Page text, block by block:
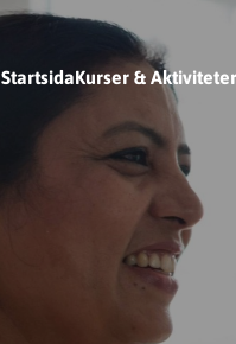
StartsidaKurser & Aktiviteter